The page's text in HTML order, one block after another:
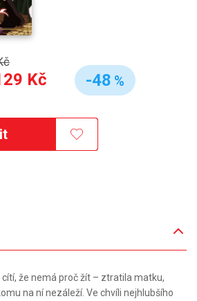
Kč -48 %
že nemá proč žít – ztratila matku,
na ní nezáleží. Ve chvíli nejhlubšího